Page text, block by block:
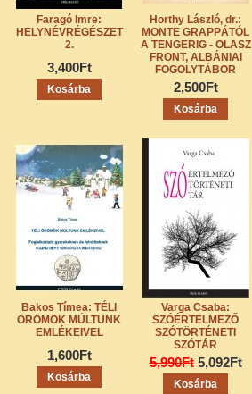
Faragó Imre:
HELYNÉVRÉGÉSZET
2.
3,400Ft
Horthy László, dr.:
MONTE GRAPPÁTÓL
A TENGERIG - OLASZ
FRONT, ALBÁNIAI
FOGOLYTÁBOR
2,500Ft
Bakos Tímea: TÉLI
ÖRÖMÖK MÚLTUNK
EMLÉKEIVEL
1,600Ft
Varga Csaba:
SZÓÉRTELMEZŐ
SZÓTÖRTÉNETI
SZÓTÁR
5,990Ft 5,092Ft